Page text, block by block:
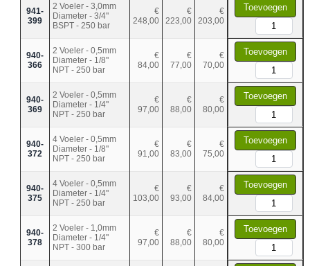
941-
399
2 Voeler - 3,0mm
Diameter - 3/4"
BSPT - 250 bar
€
248,00
€
223,00
€
203,00
Toevoegen
940-
366
2 Voeler - 0,5mm
Diameter - 1/8"
NPT - 250 bar
€
84,00
€
77,00
€
70,00
Toevoegen
940-
369
2 Voeler - 0,5mm
Diameter - 1/4"
NPT - 250 bar
€
97,00
€
88,00
€
80,00
Toevoegen
940-
372
4 Voeler - 0,5mm
Diameter - 1/8"
NPT - 250 bar
€
91,00
€
83,00
€
75,00
Toevoegen
940-
375
4 Voeler - 0,5mm
Diameter - 1/4"
NPT - 250 bar
€
103,00
€
93,00
€
84,00
Toevoegen
940-
378
2 Voeler - 1,0mm
Diameter - 1/4"
NPT - 300 bar
€
97,00
€
88,00
€
80,00
Toevoegen